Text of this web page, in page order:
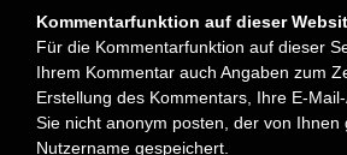
Kommentarfunktion auf dieser
Für die Kommentarfunktion auf dieser
Ihrem Kommentar auch Angaben zum
Erstellung des Kommentars, Ihre E-
Sie nicht anonym posten, der von Ihnen
Nutzername gespeichert.